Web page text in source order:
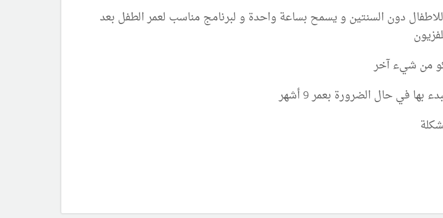
للاطفال دون السنتين و يسمح بساعة واحدة و لبرنامج مناسب لعمر الطفل بعد